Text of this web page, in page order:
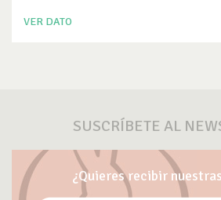
VER DATO
SUSCRÍBETE AL
¿Quieres recibir